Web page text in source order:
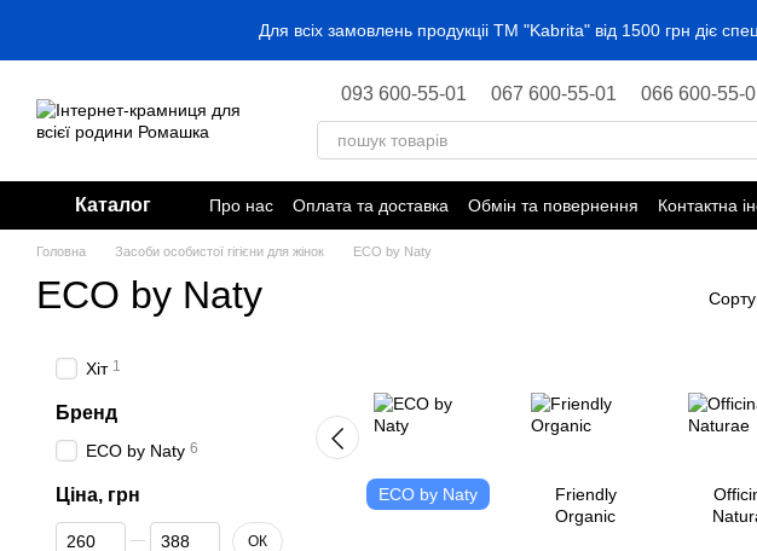
Для всіх замовлень продукціі ТМ "Kabrita" від 1500 грн
093 600-55-01 067 600-55-01 066 600-55-
Каталог Про нас Оплата та доставка Обмін та повернення Контактна
Головна Засоби особистої гігієни для жінок ECO by Naty
ECO by Naty
ECO by Naty
Friendly
Organic
Хіт 1
Бренд
ECO by Naty 6
Ціна, грн
Від Ціна, грн
До Ціна, грн ОК